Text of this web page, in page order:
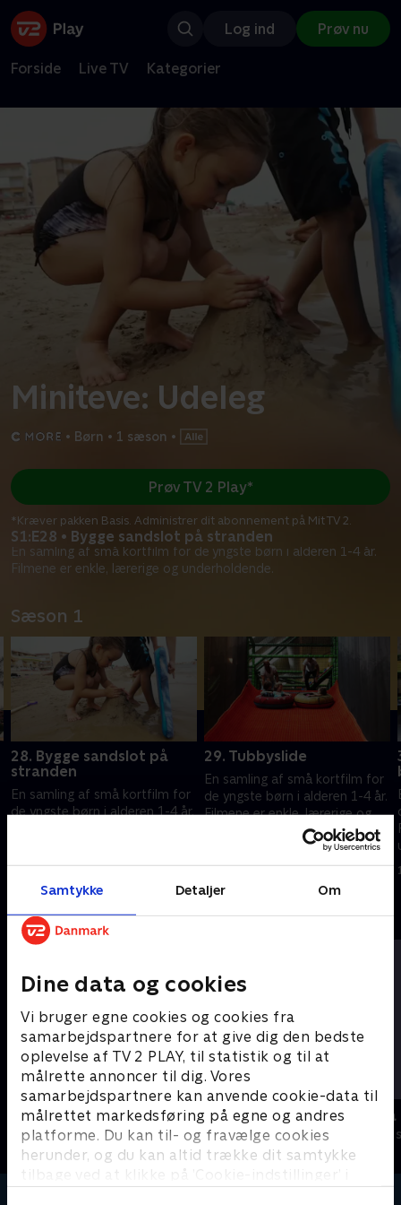
Samtykke Detaljer Om
Dine data og cookies
Vi bruger egne cookies og cookies fra
samarbejdspartnere for at give dig den bedste
oplevelse af TV 2 PLAY, til statistik og til at
målrette annoncer til dig. Vores
samarbejdspartnere kan anvende cookie-data til
målrettet markedsføring på egne og andres
platforme. Du kan til- og fravælge cookies
herunder, og du kan altid trække dit samtykke
tilbage ved at klikke på ’Cookie-indstillinger’ i
Log ind Prøv nu
Forside Live TV Kategorier
Miniteve: Udeleg
• Børn • 1 sæson •
S1:E28 • Bygge sandslot på stranden
En samling af små kortfilm for de yngste børn i alderen 1-4 år.
Filmene er enkle, lærerige og underholdende.
Prøv TV 2 Play*
*Kræver pakken Basis. Administrer dit abonnement på Mit TV 2.
Sæson 1
28. Bygge sandslot på
stranden
En samling af små kortfilm for
de yngste børn i alderen 1-4 år.
29. Tubbyslide
En samling af små kortfilm for
de yngste børn i alderen 1-4 år.
Filmene er enkle, lærerige og
16. februar 2024 • 0 min
Andre så også
Miniteve: Transportmidler
Børneserier • 1 sæsoner
Miniteve:
Børneserier • 1